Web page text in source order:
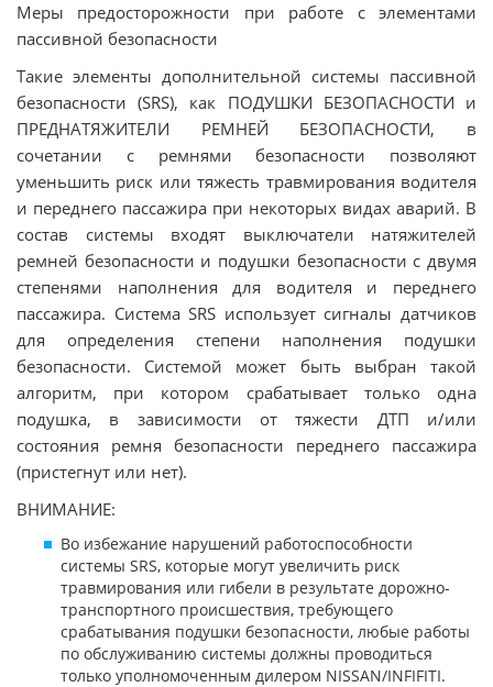
Меры предосторожности при работе с элементами
пассивной безопасности
Такие элементы дополнительной системы пассивной
безопасности (SRS), как ПОДУШКИ БЕЗОПАСНОСТИ и
ПРЕДНАТЯЖИТЕЛИ РЕМНЕЙ БЕЗОПАСНОСТИ, в
сочетании с ремнями безопасности позволяют
уменьшить риск или тяжесть травмирования водителя
и переднего пассажира при некоторых видах аварий. В
состав системы входят выключатели натяжителей
ремней безопасности и подушки безопасности с двумя
степенями наполнения для водителя и переднего
пассажира. Система SRS использует сигналы датчиков
для определения степени наполнения подушки
безопасности. Системой может быть выбран такой
алгоритм, при котором срабатывает только одна
подушка, в зависимости от тяжести ДТП и/или
состояния ремня безопасности переднего пассажира
(пристегнут или нет).
ВНИМАНИЕ:
Во избежание нарушений работоспособности
системы SRS, которые могут увеличить риск
травмирования или гибели в результате дорожно-
транспортного происшествия, требующего
срабатывания подушки безопасности, любые работы
по обслуживанию системы должны проводиться
только уполномоченным дилером NISSAN/INFIFITI.